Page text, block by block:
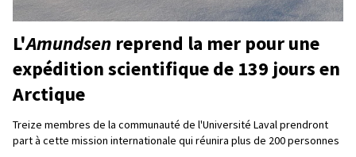
L'Amundsen reprend la mer pour une
expédition scientifique de 139 jours en
Arctique
Treize membres de la communauté de l'Université Laval prendront
part à cette mission internationale qui réunira plus de 200 personnes